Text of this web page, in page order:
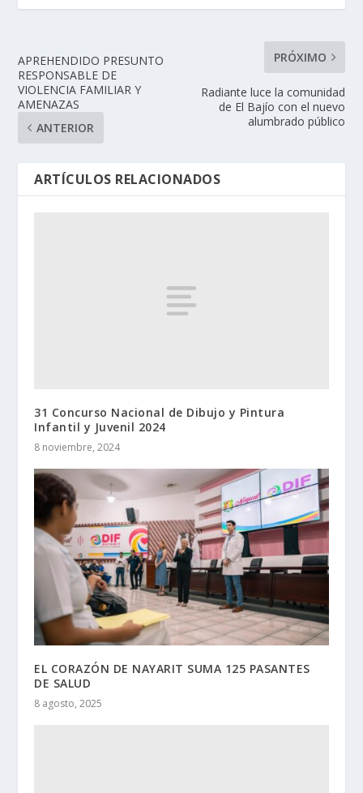
APREHENDIDO PRESUNTO
RESPONSABLE DE
VIOLENCIA FAMILIAR Y
AMENAZAS
ANTERIOR
PRÓXIMO
Radiante luce la comunidad
de El Bajío con el nuevo
alumbrado público
ARTÍCULOS RELACIONADOS
31 Concurso Nacional de Dibujo y Pintura
Infantil y Juvenil 2024
8 noviembre, 2024
EL CORAZÓN DE NAYARIT SUMA 125 PASANTES
DE SALUD
8 agosto, 2025